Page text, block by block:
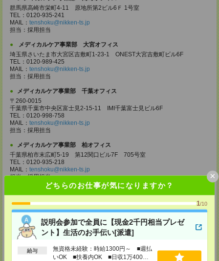
どちらのお仕事が気になりますか？
1/10
説明会参加で全員に【現金2千円相当プレゼ
ント】生活のお手伝い[派遣]
給与
無資格未経験：時給1300円～ ■週払
いOK ■扶養内OK ■日収1万400円
×
群馬県高崎市栄町4-11 原地所第2ビル6Ｆ 1号室
TEL：0120-935-241
MAIL： tenshoku@nikken-ts.jp
担当：採用担当
メディカルケア事業部 大宮オフィス
埼玉県さいたま市大宮区吉敷町1-23-1 ONEST大宮吉敷町ビル6F
TEL：0120-989-425
MAIL： tenshoku@nikken-ts.jp
担当：採用担当
メディカルケア事業部 千葉オフィス
〒260-0015
千葉県千葉市中央区富士見2-15-11 IMI千葉富士見ビル6F
TEL：0120-998-758
MAIL： tenshoku@nikken-ts.jp
担当：採用担当
メディカルケア事業部 柏オフィス
千葉県柏市末広町5-19 第12関口ビル7F 705号室
TEL：0120-935-218
MAIL： tenshoku@nikken-ts.jp
担当：採用担当
メディカルケア事業部 新宿オフィス
東京都新宿区新宿2-3-10 新宿御苑ビル6階
TEL：0120-457-235
MAIL：tenshoku@nikken-ts.jp
担当：採用担当
メディカルケア事業部 立川事業所
東京都立川市錦町1-12-14
TEL：0120-934-200